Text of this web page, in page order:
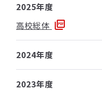
2025年度
高校総体
2024年度
2023年度